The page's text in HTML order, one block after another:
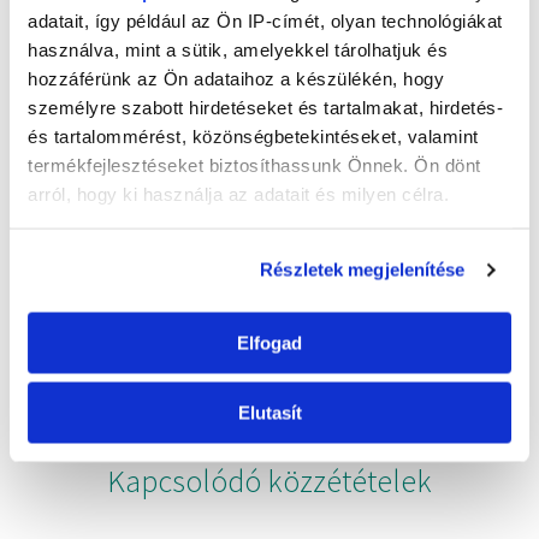
adatait, így például az Ön IP-címét, olyan technológiákat
használva, mint a sütik, amelyekkel tárolhatjuk és
hozzáférünk az Ön adataihoz a készülékén, hogy
személyre szabott hirdetéseket és tartalmakat, hirdetés-
és tartalommérést, közönségbetekintéseket, valamint
termékfejlesztéseket biztosíthassunk Önnek. Ön dönt
arról, hogy ki használja az adatait és milyen célra.
elhelyezkedéséről pár méteres pontossággal
Az Ön készülékén beazonosítása annak konkrét
tulajdonságainak (ujjlenyomat) aktív ellenőrzésével
Tudjon meg többet személyes adatainak feldolgozási
pontban. Bármikor módosíthatja vagy visszavonhatja a
Sütinyilatkozathoz való hozzájárulását.
Részletek megjelenítése
Elfogad
Elutasít
Kapcsolódó közzétételek